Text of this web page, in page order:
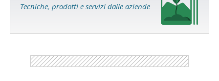
Tecniche, prodotti e servizi dalle aziende